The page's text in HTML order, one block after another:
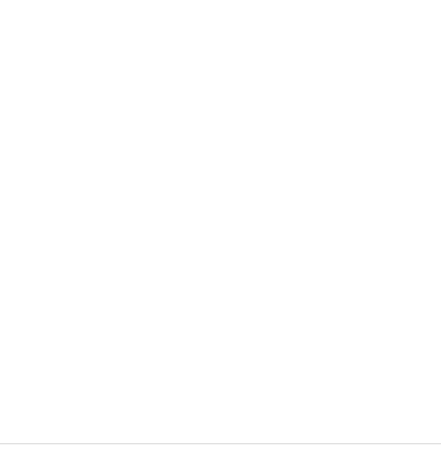
történelmi szellemiségét is magában hordozza. A
építettek, amelyet az art deco stílus
rendezvény számára. A
kevés található a városban.
jelent. A város egyik legikonikusabb épülete
hátteret biztosít a rendezvényekhez. A Callas
a helyszín és a történelem találkozásával
a következő rendezvényedhez, és biztosítsd a
rendezvényhelyszín